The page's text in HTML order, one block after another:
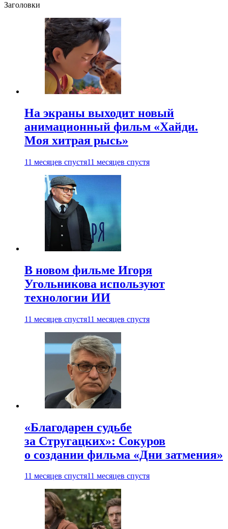
Заголовки
На экраны выходит новый
анимационный фильм «Хайди.
Моя хитрая рысь»
11 месяцев спустя11 месяцев спустя
В новом фильме Игоря
Угольникова используют
технологии ИИ
11 месяцев спустя11 месяцев спустя
«Благодарен судьбе
за Стругацких»: Сокуров
о создании фильма «Дни затмения»
11 месяцев спустя11 месяцев спустя